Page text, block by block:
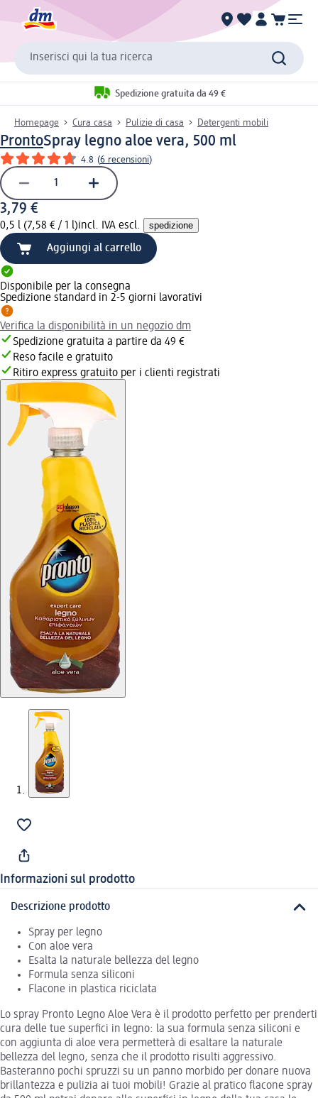
Inserisci qui la tua ricerca
Spedizione gratuita da 49 €
Homepage Cura casa Pulizie di casa Detergenti mobili
ProntoSpray legno aloe vera, 500 ml
4.8 (6 recensioni)
3,79 €
0,5 l (7,58 € / 1 l)incl. IVA escl. spedizione
Aggiungi al carrello
Disponibile per la consegna
Spedizione standard in 2-5 giorni lavorativi
Verifica la disponibilità in un negozio dm
Spedizione gratuita a partire da 49 €
Reso facile e gratuito
Ritiro express gratuito per i clienti registrati
Informazioni sul prodotto
Descrizione prodotto
Spray per legno
Con aloe vera
Esalta la naturale bellezza del legno
Formula senza siliconi
Flacone in plastica riciclata
Lo spray Pronto Legno Aloe Vera è il prodotto perfetto per prenderti
cura delle tue superfici in legno: la sua formula senza siliconi e
con aggiunta di aloe vera permetterà di esaltare la naturale
bellezza del legno, senza che il prodotto risulti aggressivo.
Basteranno pochi spruzzi su un panno morbido per donare nuova
brillantezza e pulizia ai tuoi mobili! Grazie al pratico flacone spray